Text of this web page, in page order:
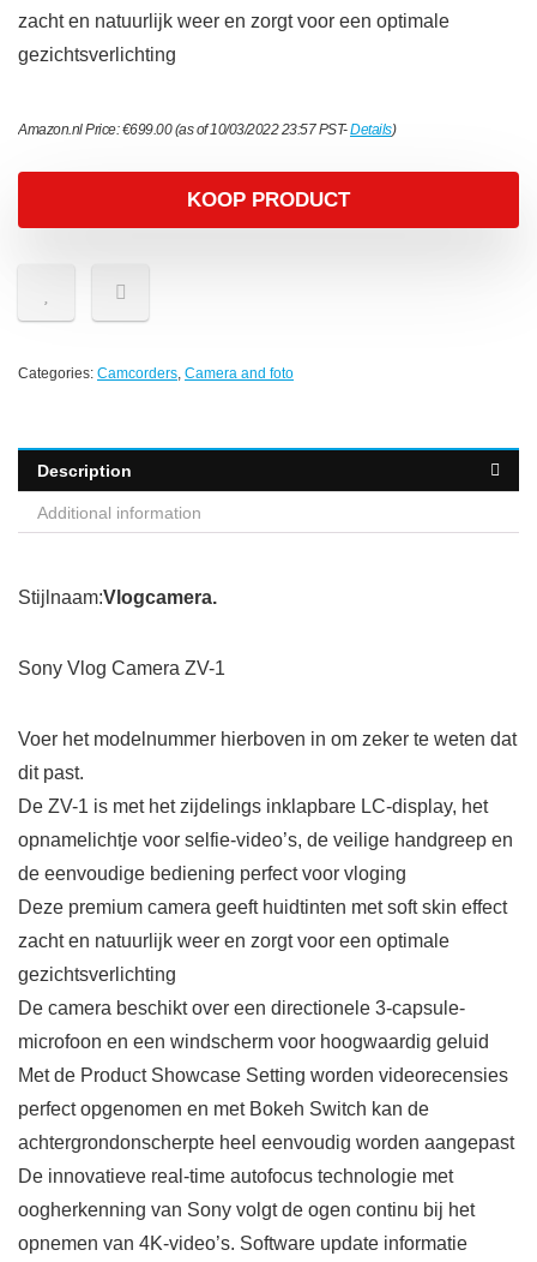
zacht en natuurlijk weer en zorgt voor een optimale
gezichtsverlichting
Amazon.nl Price:€699.00(as of 10/03/2022 23:57 PST-Details)
KOOP PRODUCT
Categories: Camcorders, Camera and foto
Description
Additional information
Stijlnaam:Vlogcamera.
Sony Vlog Camera ZV-1
Voer het modelnummer hierboven in om zeker te weten dat
dit past.
De ZV-1 is met het zijdelings inklapbare LC-display, het
opnamelichtje voor selfie-video’s, de veilige handgreep en
de eenvoudige bediening perfect voor vloging
Deze premium camera geeft huidtinten met soft skin effect
zacht en natuurlijk weer en zorgt voor een optimale
gezichtsverlichting
De camera beschikt over een directionele 3-capsule-
microfoon en een windscherm voor hoogwaardig geluid
Met de Product Showcase Setting worden videorecensies
perfect opgenomen en met Bokeh Switch kan de
achtergrondonscherpte heel eenvoudig worden aangepast
De innovatieve real-time autofocus technologie met
oogherkenning van Sony volgt de ogen continu bij het
opnemen van 4K-video’s. Software update informatie